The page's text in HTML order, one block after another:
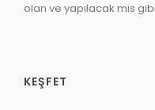
olan ve yapılacak mis
KEŞFET